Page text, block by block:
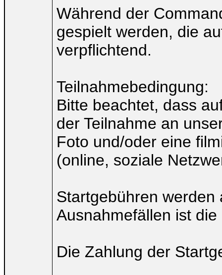
Während der
gespielt werden, die
verpflichtend.
Teilnahmebedingung:
Bitte beachtet, dass
der Teilnahme an
Foto und/oder eine
(online, soziale
Startgebühren
Ausnahmefällen ist
Die Zahlung der